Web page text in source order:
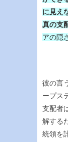
に見え
真の支
アの隠
彼の言
ープス
支配者
解する
統領を